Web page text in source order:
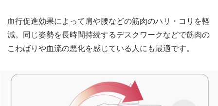
血行促進効果によって肩や腰などの筋肉のハリ・コリを軽
減。同じ姿勢を長時間持続するデスクワークなどで筋肉の
こわばりや血流の悪化を感じている人にも最適です。